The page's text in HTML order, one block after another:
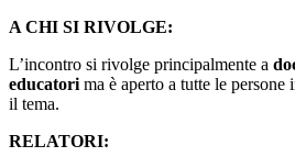
A CHI SI RIVOLGE:
L’incontro si rivolge principalmente a
educatori ma è aperto a tutte le persone
il tema.
RELATORI: